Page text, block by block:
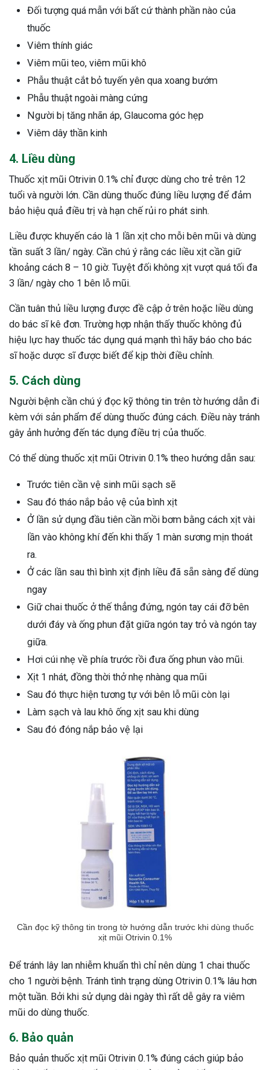
Đối tượng quá mẫn với bất cứ thành phần nào của
thuốc
Viêm thính giác
Viêm mũi teo, viêm mũi khô
Phẫu thuật cắt bỏ tuyến yên qua xoang bướm
Phẫu thuật ngoài màng cứng
Người bị tăng nhãn áp, Glaucoma góc hẹp
Viêm dây thần kinh
4. Liều dùng
Thuốc xịt mũi Otrivin 0.1% chỉ được dùng cho trẻ trên 12
tuổi và người lớn. Cần dùng thuốc đúng liều lượng để đảm
bảo hiệu quả điều trị và hạn chế rủi ro phát sinh.
Liều được khuyến cáo là 1 lần xịt cho mỗi bên mũi và dùng
tần suất 3 lần/ ngày. Cần chú ý rằng các liều xịt cần giữ
khoảng cách 8 – 10 giờ. Tuyệt đối không xịt vượt quá tối đa
3 lần/ ngày cho 1 bên lỗ mũi.
Cần tuân thủ liều lượng được đề cập ở trên hoặc liều dùng
do bác sĩ kê đơn. Trường hợp nhận thấy thuốc không đủ
hiệu lực hay thuốc tác dụng quá mạnh thì hãy báo cho bác
sĩ hoặc dược sĩ được biết để kịp thời điều chỉnh.
5. Cách dùng
Người bệnh cần chú ý đọc kỹ thông tin trên tờ hướng dẫn đi
kèm với sản phẩm để dùng thuốc đúng cách. Điều này tránh
gây ảnh hưởng đến tác dụng điều trị của thuốc.
Có thể dùng thuốc xịt mũi Otrivin 0.1% theo hướng dẫn sau:
Trước tiên cần vệ sinh mũi sạch sẽ
Sau đó tháo nắp bảo vệ của bình xịt
Ở lần sử dụng đầu tiên cần mồi bơm bằng cách xịt vài
lần vào không khí đến khi thấy 1 màn sương mịn thoát
ra.
Ở các lần sau thì bình xịt định liều đã sẵn sàng để dùng
ngay
Giữ chai thuốc ở thế thẳng đứng, ngón tay cái đỡ bên
dưới đáy và ống phun đặt giữa ngón tay trỏ và ngón tay
giữa.
Hơi cúi nhẹ về phía trước rồi đưa ống phun vào mũi.
Xịt 1 nhát, đồng thời thở nhẹ nhàng qua mũi
Sau đó thực hiện tương tự với bên lỗ mũi còn lại
Làm sạch và lau khô ống xịt sau khi dùng
Sau đó đóng nắp bảo vệ lại
Cần đọc kỹ thông tin trong tờ hướng dẫn trước khi dùng thuốc
xịt mũi Otrivin 0.1%
Để tránh lây lan nhiễm khuẩn thì chỉ nên dùng 1 chai thuốc
cho 1 người bệnh. Tránh tình trạng dùng Otrivin 0.1% lâu hơn
một tuần. Bởi khi sử dụng dài ngày thì rất dễ gây ra viêm
mũi do dùng thuốc.
6. Bảo quản
Bảo quản thuốc xịt mũi Otrivin 0.1% đúng cách giúp bảo